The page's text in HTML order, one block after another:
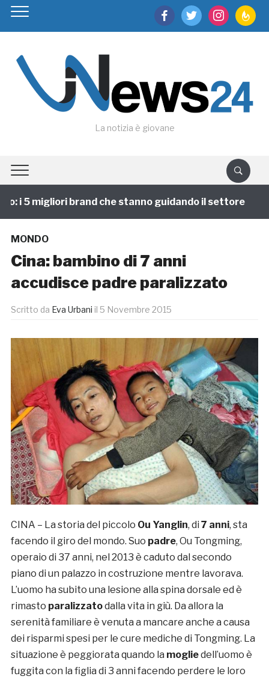
facebooktwitter instagram
La notizia è giovane
i 5 migliori brand che stanno guidando il settore
MONDO
Cina: bambino di 7 anni
accudisce padre paralizzato
Scritto da Eva Urbani il 5 Novembre 2015
CINA – La storia del piccolo Ou Yanglin, di 7 anni, sta
facendo il giro del mondo. Suo padre, Ou Tongming,
operaio di 37 anni, nel 2013 è caduto dal secondo
piano di un palazzo in costruzione mentre lavorava.
L’uomo ha subito una lesione alla spina dorsale ed è
rimasto paralizzatodalla vita in giù. Da allora la
serenità familiare è venuta a mancare anche a causa
dei risparmi spesi per le cure mediche di Tongming. La
situazione è peggiorata quando la mogliedell’uomo è
fuggita con la figlia di 3 anni facendo perdere le loro